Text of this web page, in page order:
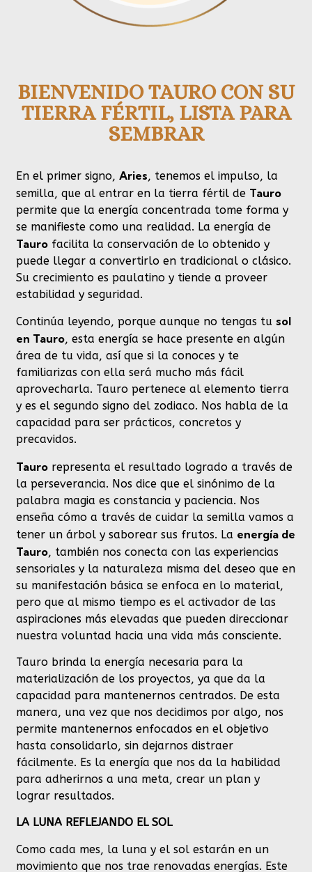
BIENVENIDO TAURO CON SU
TIERRA FÉRTIL, LISTA PARA
SEMBRAR
En el primer signo, Aries, tenemos el impulso, la
semilla, que al entrar en la tierra fértil de Tauro
permite que la energía concentrada tome forma y
se manifieste como una realidad. La energía de
Taurofacilita la conservación de lo obtenido y
puede llegar a convertirlo en tradicional o clásico.
Su crecimiento es paulatino y tiende a proveer
estabilidad y seguridad.
Continúa leyendo, porque aunque no tengas tu sol
en Tauro, esta energía se hace presente en algún
área de tu vida, así que si la conoces y te
familiarizas con ella será mucho más fácil
aprovecharla. Tauro pertenece al elemento tierra
y es el segundo signo del zodiaco. Nos habla de la
capacidad para ser prácticos, concretos y
precavidos.
Taurorepresenta el resultado logrado a través de
la perseverancia. Nos dice que el sinónimo de la
palabra magia es constancia y paciencia. Nos
enseña cómo a través de cuidar la semilla vamos a
tener un árbol y saborear sus frutos. La energía de
Tauro, también nos conecta con las experiencias
sensoriales y la naturaleza misma del deseo que en
su manifestación básica se enfoca en lo material,
pero que al mismo tiempo es el activador de las
aspiraciones más elevadas que pueden direccionar
nuestra voluntad hacia una vida más consciente.
Tauro brinda la energía necesaria para la
materialización de los proyectos, ya que da la
capacidad para mantenernos centrados. De esta
manera, una vez que nos decidimos por algo, nos
permite mantenernos enfocados en el objetivo
hasta consolidarlo, sin dejarnos distraer
fácilmente. Es la energía que nos da la habilidad
para adherirnos a una meta, crear un plan y
lograr resultados.
LA LUNA REFLEJANDO EL SOL
Como cada mes, la luna y el sol estarán en un
movimiento que nos trae renovadas energías. Este